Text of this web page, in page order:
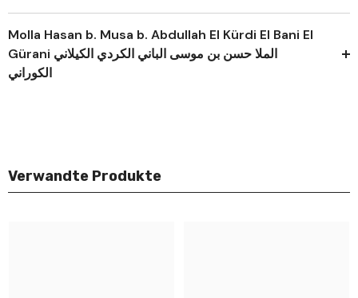
Molla Hasan b. Musa b. Abdullah El Kürdi El Bani El
Gürani الملا حسن بن موسى الباني الكردي الكيلاني
الكوراني
Verwandte Produkte